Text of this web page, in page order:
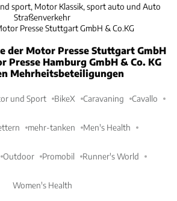
sport, Motor Klassik, sport auto und Auto
Straßenverkehr
Presse Stuttgart GmbH & Co.KG
der Motor Presse Stuttgart GmbH
Presse Hamburg GmbH & Co. KG
Mehrheitsbeteiligungen
und Sport BikeX Caravaning Cavallo
mehr-tanken Men's Health
Outdoor Promobil Runner's World
Women's Health